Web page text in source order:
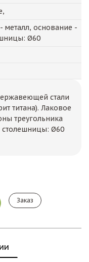
металл, основание -
Ø60
стали
титана). Лаковое
треугольника
Ø60
Заказ